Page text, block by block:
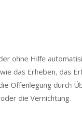
ohne Hilfe
das Erheben, das
Offenlegung durch
die Vernichtung.